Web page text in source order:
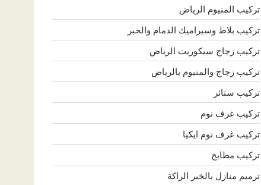
تركيب المنيوم الرياض
تركيب بلاط وسيراميك الدمام والخبر
تركيب زجاج سيكوريت الرياض
تركيب زجاج والمنيوم بالرياض
تركيب ستائر
تركيب غرف نوم
تركيب غرف نوم ايكيا
تركيب مطابخ
ترميم منازل بالخبر الراكة